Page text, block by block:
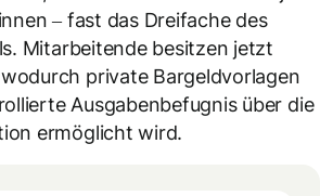
– fast das Dreifache des
Mitarbeitende besitzen jetzt
private Bargeldvorlagen
Ausgabenbefugnis über die
ermöglicht wird.